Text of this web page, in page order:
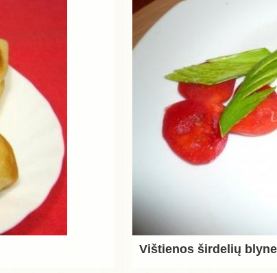
Vištienos širdelių